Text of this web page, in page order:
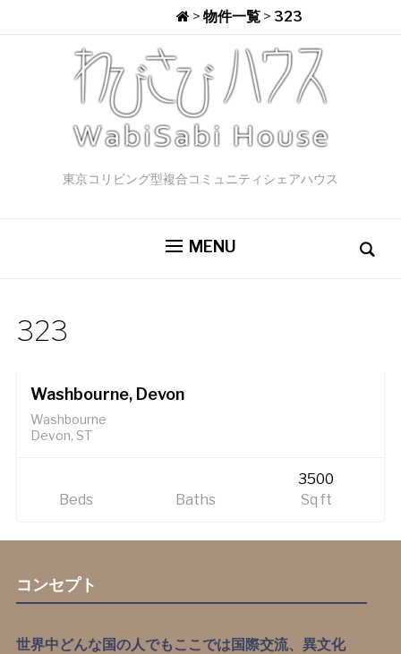
>物件一覧 > 323
東京コリビング型複合コミュニティシェアハウス
MENU
323
Washbourne, Devon
Washbourne
Devon, ST
Beds Baths
3500
Sq ft
コンセプト
世界中どんな国の人でもここでは国際交流、異文化